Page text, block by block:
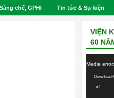
chế, GPHI Tin tức & Sự kiện
VIỆN
60
Media
Download
_=1